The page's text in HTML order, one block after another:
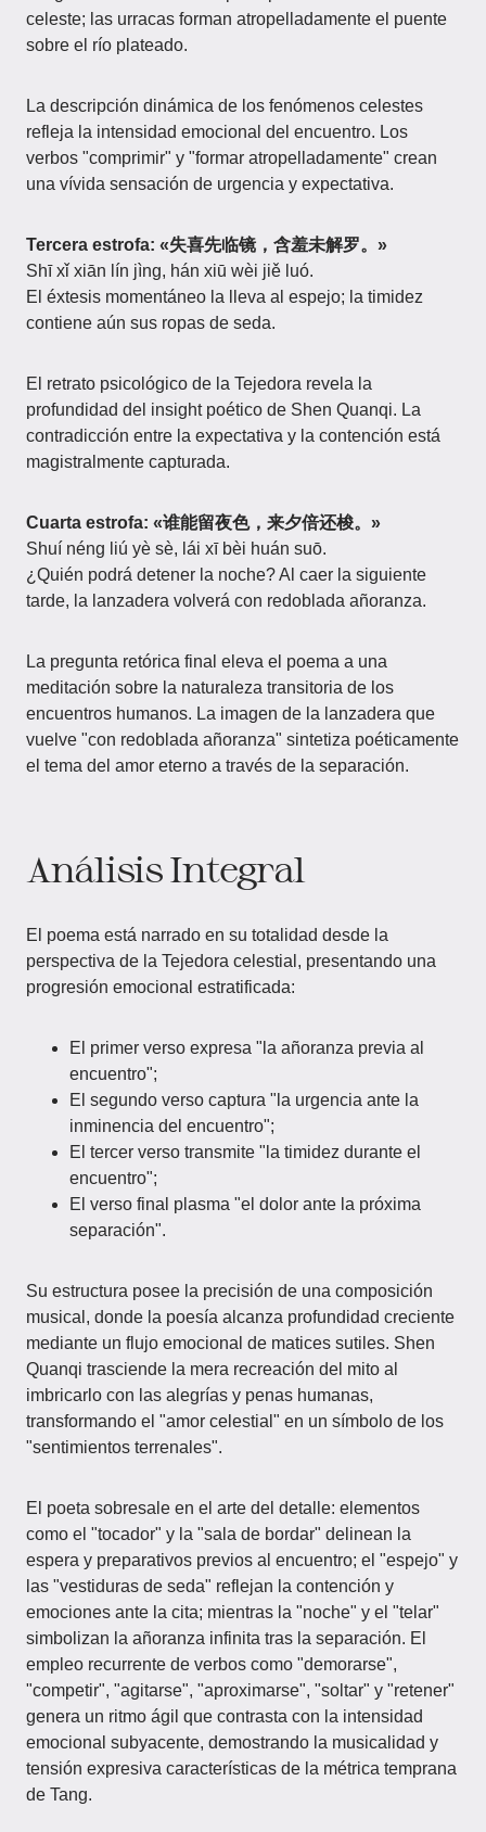
celeste; las urracas forman atropelladamente el puente
sobre el río plateado.
La descripción dinámica de los fenómenos celestes
refleja la intensidad emocional del encuentro. Los
verbos "comprimir" y "formar atropelladamente" crean
una vívida sensación de urgencia y expectativa.
Tercera estrofa: «失喜先临镜，含羞未解罗。»
Shī xǐ xiān lín jìng, hán xiū wèi jiě luó.
El éxtesis momentáneo la lleva al espejo; la timidez
contiene aún sus ropas de seda.
El retrato psicológico de la Tejedora revela la
profundidad del insight poético de Shen Quanqi. La
contradicción entre la expectativa y la contención está
magistralmente capturada.
Cuarta estrofa: «谁能留夜色，来夕倍还梭。»
Shuí néng liú yè sè, lái xī bèi huán suō.
¿Quién podrá detener la noche? Al caer la siguiente
tarde, la lanzadera volverá con redoblada añoranza.
La pregunta retórica final eleva el poema a una
meditación sobre la naturaleza transitoria de los
encuentros humanos. La imagen de la lanzadera que
vuelve "con redoblada añoranza" sintetiza poéticamente
el tema del amor eterno a través de la separación.
Análisis Integral
El poema está narrado en su totalidad desde la
perspectiva de la Tejedora celestial, presentando una
progresión emocional estratificada:
El primer verso expresa "la añoranza previa al
encuentro";
El segundo verso captura "la urgencia ante la
inminencia del encuentro";
El tercer verso transmite "la timidez durante el
encuentro";
El verso final plasma "el dolor ante la próxima
separación".
Su estructura posee la precisión de una composición
musical, donde la poesía alcanza profundidad creciente
mediante un flujo emocional de matices sutiles. Shen
Quanqi trasciende la mera recreación del mito al
imbricarlo con las alegrías y penas humanas,
transformando el "amor celestial" en un símbolo de los
"sentimientos terrenales".
El poeta sobresale en el arte del detalle: elementos
como el "tocador" y la "sala de bordar" delinean la
espera y preparativos previos al encuentro; el "espejo" y
las "vestiduras de seda" reflejan la contención y
emociones ante la cita; mientras la "noche" y el "telar"
simbolizan la añoranza infinita tras la separación. El
empleo recurrente de verbos como "demorarse",
"competir", "agitarse", "aproximarse", "soltar" y "retener"
genera un ritmo ágil que contrasta con la intensidad
emocional subyacente, demostrando la musicalidad y
tensión expresiva características de la métrica temprana
de Tang.